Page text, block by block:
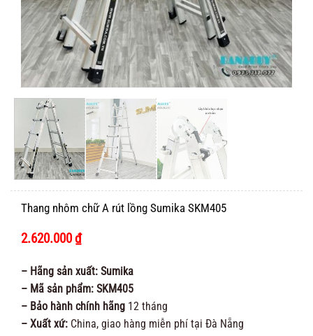
Thang nhôm chữ A rút lồng Sumika SKM405
2.620.000₫
– Hãng sản xuất: Sumika
– Mã sản phẩm: SKM405
– Bảo hành chính hãng 12 tháng
– Xuất xứ: China, giao hàng miễn phí tại Đà Nẵng